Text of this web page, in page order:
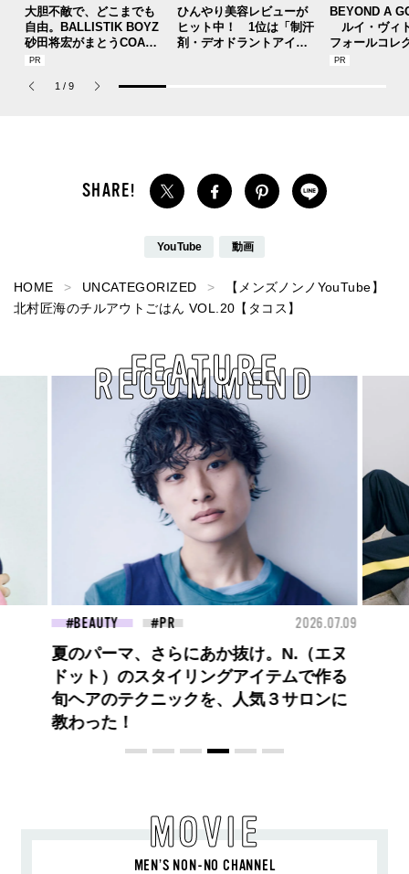
大胆不敵で、どこまでも
自由。BALLISTIK BOYZ
砂田将宏がまとうCOACH
の新作フレグランス「コ
パルファム」
ひんやり美容レビューが
ヒット中！ 1位は「制汗
剤・デオドラントアイテ
BEYOND A
ルイ・ヴィ
フォールコレ
描くプレッピ
1 / 9
YouTube 動画
HOME UNCATEGORIZED
【メンズノンノYouTube】
北村匠海のチルアウトごはん VOL.20【タコス】
RECOMMEND
FEATURE
FASHION 2026.07.09
ロエベの新しい世界へようこそ。大胆な
コントラストとレイヤードの先に。装う
喜び、明るいスピリット
MOVIE
MEN’S NON-NO CHANNEL